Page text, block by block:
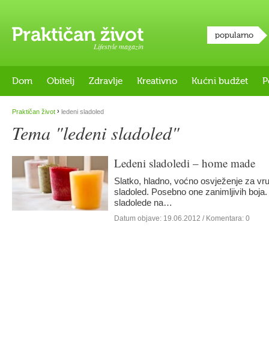
Lifestyle magazin
popularno
Dom Obitelj Zdravlje Kreativno Kućni budžet
Praktičan život › ledeni sladoled
Tema "ledeni sladoled"
Ledeni sladoledi – home made
Slatko, hladno, voćno osvježenje za
sladoled. Posebno one zanimljivih
sladolede na…
Datum objave: 19.06.2012 / Komentara: 0